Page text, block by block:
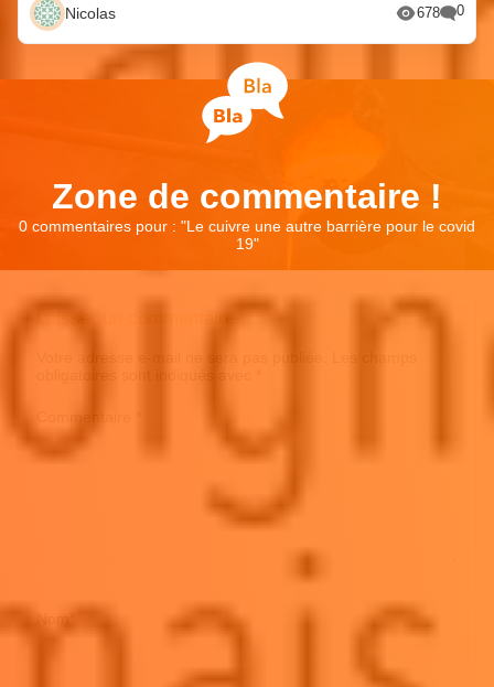
Nicolas 678 0
Zone de commentaire !
0 commentaires pour : "Le cuivre une autre barrière pour le covid
19"
Laisser un commentaire
Commentaire
Nom